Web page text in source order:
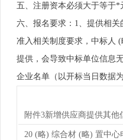
五、注册资本必须大于等于*
六、报名要求：1、提供相
准入相关制度要求，中标人
提供，会导致中标单位信息
企业名单（以开标当日数据
附件3新增供应商提供其他
20 (略) 综合材 (略) 置中心